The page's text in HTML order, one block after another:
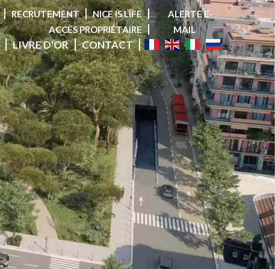
RECRUTEMENT
NICE IS LIFE
ACCÈS PROPRIÉTAIRE
ALERTE E-
MAIL
LIVRE D'OR CONTACT